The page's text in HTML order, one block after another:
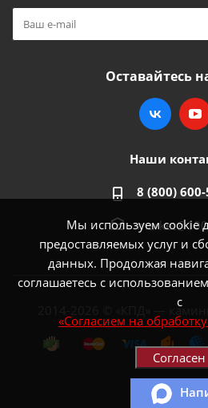
Мы используем cookie
предоставляемых услуг и
данных. Продолжая
соглашаетесь с
с
«Согласием на
Согласен
Оставайтесь
Наши
8 (800)
2014-2026 © «КПД» —